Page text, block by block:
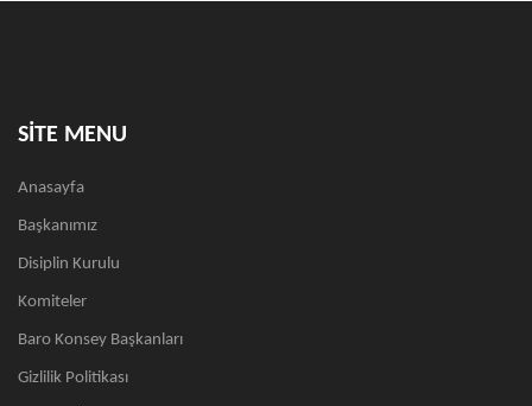
SİTE MENU
Anasayfa
Başkanımız
Disiplin Kurulu
Komiteler
Baro Konsey Başkanları
Gizlilik Politikası